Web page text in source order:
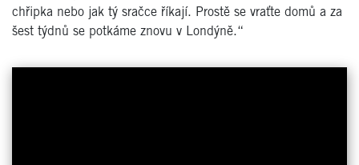
chřipka nebo jak tý sračce říkají. Prostě se vraťte domů a za
šest týdnů se potkáme znovu v Londýně.“